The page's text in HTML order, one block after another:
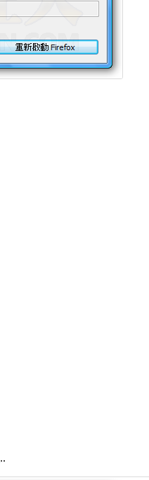
..